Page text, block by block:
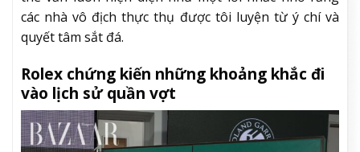
các nhà vô địch thực thụ được tôi luyện từ ý chí và
quyết tâm sắt đá.
Rolex chứng kiến những khoảng khắc đi
vào lịch sử quần vợt